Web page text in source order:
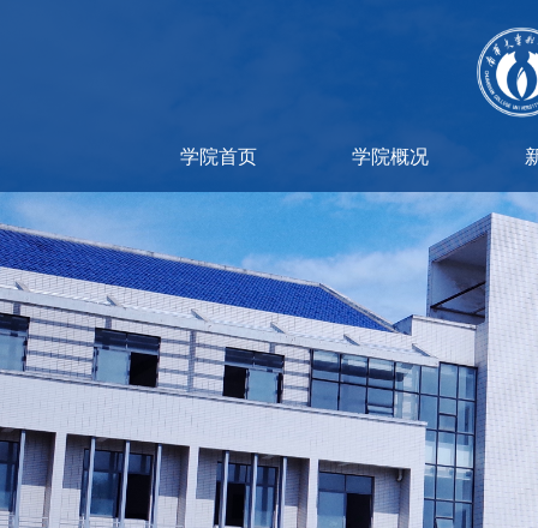
学院首页 学院概况